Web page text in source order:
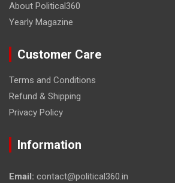
About Political360
Yearly Magazine
Customer Care
Terms and Conditions
Refund & Shipping
Privacy Policy
Information
Email: contact@political360.in